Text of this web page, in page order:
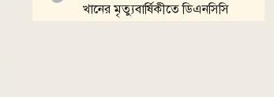
খানের মৃত্যুবার্ষিকীতে ডিএনসিসি